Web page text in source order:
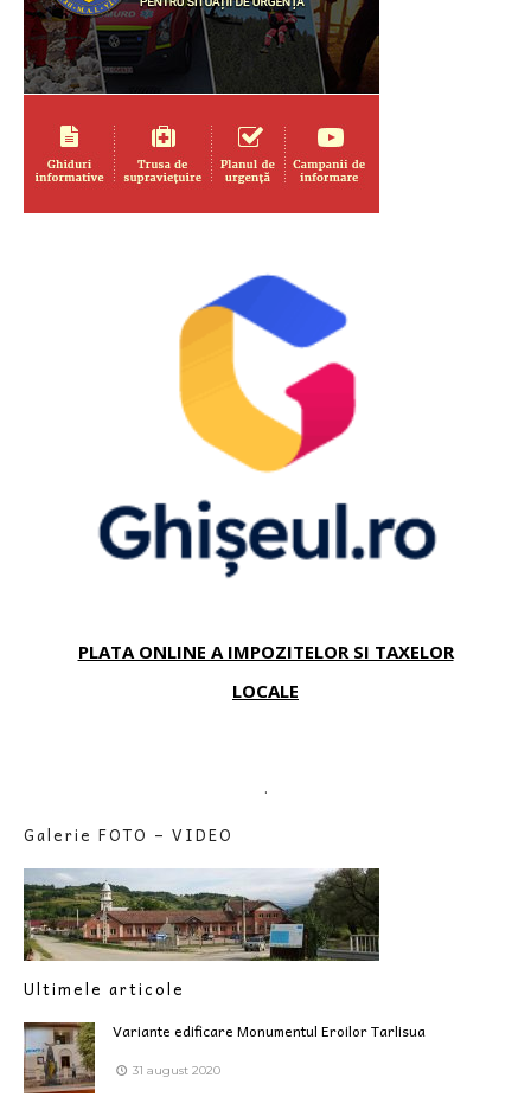
PLATA ONLINE A IMPOZITELOR SI TAXELOR
LOCALE
.
Galerie FOTO – VIDEO
Ultimele articole
Variante edificare Monumentul Eroilor Tarlisua
31 august 2020